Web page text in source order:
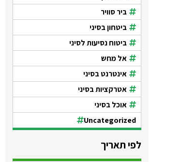
ביר סוויר
ביטחון בסיני
ביטוח נסיעות לסיני
אל מחש
אינטרנט בסיני
אטרקציות בסיני
אוכל בסיני
Uncategorized
לפי תאריך